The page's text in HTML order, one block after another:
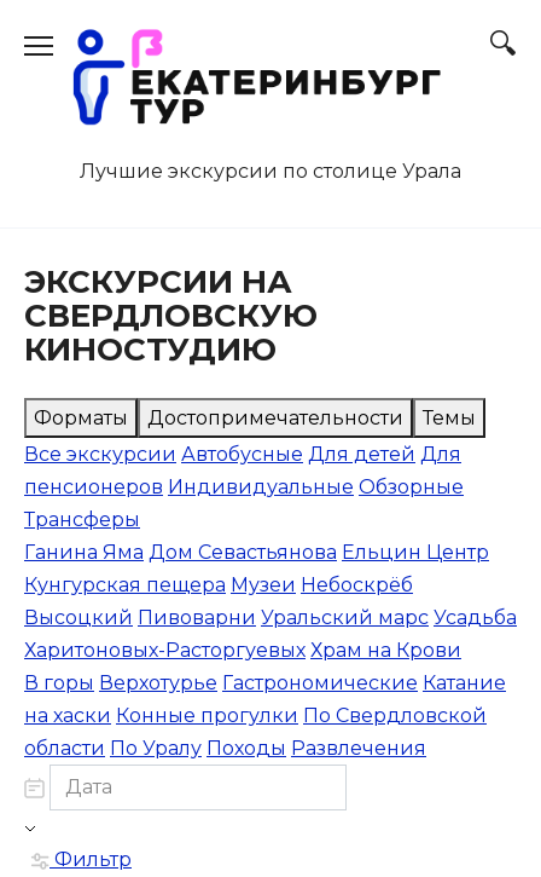
содержанию
Лучшие экскурсии по столице Урала
ЭКСКУРСИИ НА
СВЕРДЛОВСКУЮ
КИНОСТУДИЮ
Форматы Достопримечательности
Темы
Все экскурсии Автобусные Для детей Для
пенсионеров Индивидуальные Обзорные
Трансферы
Ганина Яма Дом Севастьянова Ельцин Центр
Кунгурская пещера Музеи Небоскрёб
Высоцкий Пивоварни Уральский марс Усадьба
Харитоновых-Расторгуевых Храм на Крови
В горы Верхотурье Гастрономические Катание
на хаски Конные прогулки По Свердловской
области По Уралу Походы Развлечения
Фильтр